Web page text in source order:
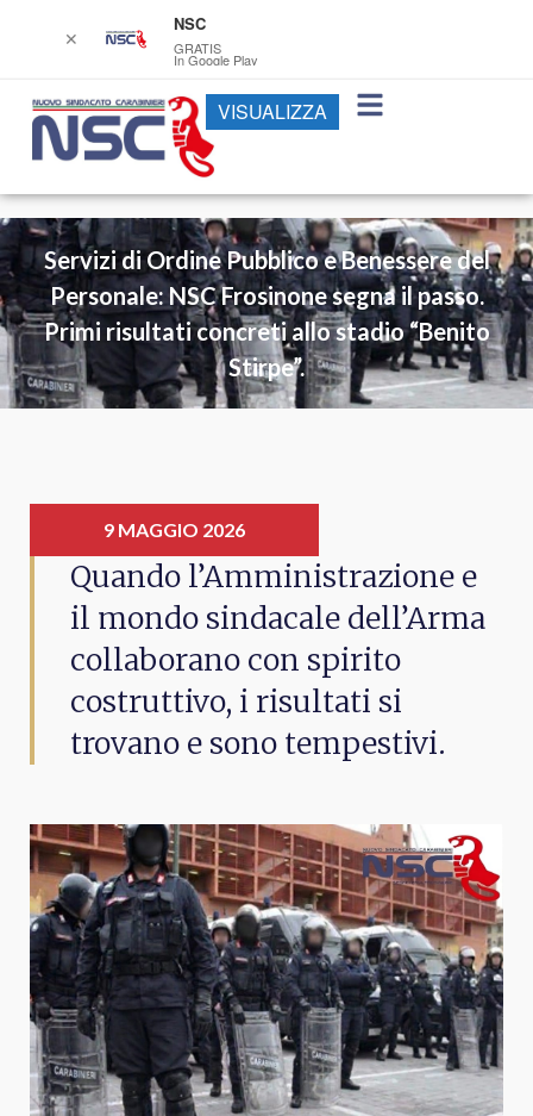
Servizi di Ordine Pubblico e Benessere del
Personale: NSC Frosinone segna il passo.
Primi risultati concreti allo stadio “Benito
Stirpe”.
9 MAGGIO 2026
Quando l’Amministrazione e
il mondo sindacale dell’Arma
collaborano con spirito
costruttivo, i risultati si
trovano e sono tempestivi.
✕
NSC
GRATIS
In Google Play
VISUALIZZA